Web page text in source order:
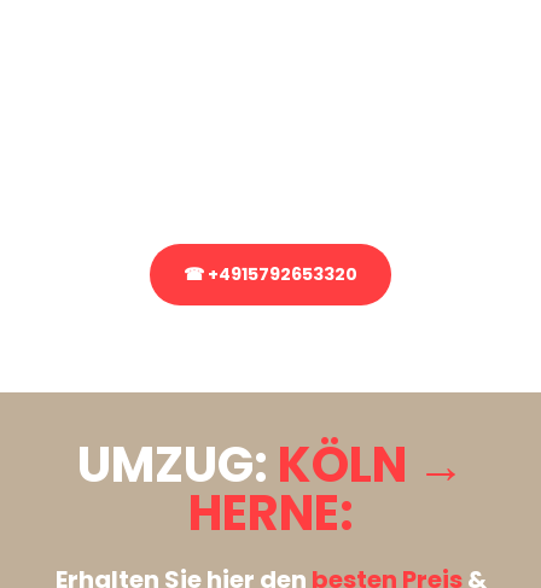
☎ +4915792653320
UMZUG: KÖLN →
HERNE:
Erhalten Sie hier den besten Preis&